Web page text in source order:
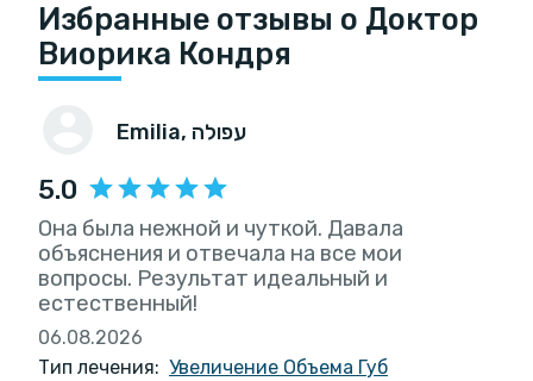
Избранные отзывы о Доктор
Виорика Кондря
Emilia , עפולה
5.0
Она была нежной и чуткой. Давала
объяснения и отвечала на все мои
вопросы. Результат идеальный и
естественный!
06.08.2026
Тип лечения: Увеличение Объема Губ